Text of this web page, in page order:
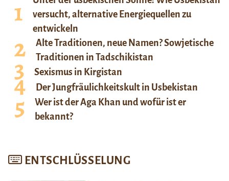
versucht, alternative Energiequellen zu
entwickeln
Alte Traditionen, neue Namen? Sowjetische
Traditionen in Tadschikistan
Sexismus in Kirgistan
Der Jungfräulichkeitskult in Usbekistan
Wer ist der Aga Khan und wofür ist er
bekannt?
ENTSCHLÜSSELUNG